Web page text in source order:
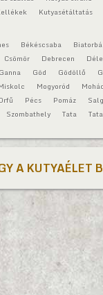
Kutyasétáltatás
Békéscsaba
Csömör Debrecen
Ganna Göd Gödöllő
Mogyoród
Pécs Pomáz
Szombathely Tata
A KUTYAÉLET